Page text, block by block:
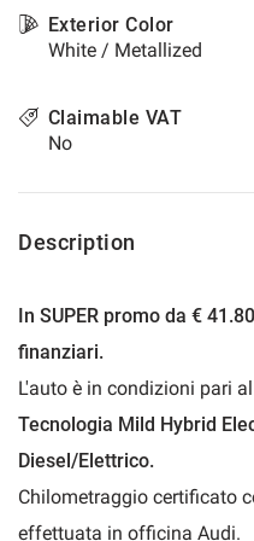
Exterior Color
White / Metallized
Claimable VAT
No
Description
In SUPER promo da €
finanziari.
L'auto è in condizioni pari
Tecnologia Mild Hybrid
Diesel/Elettrico.
Chilometraggio certificato
effettuata in officina Audi.
please
refer
cookie
policy.
can
and
choices
any
time.